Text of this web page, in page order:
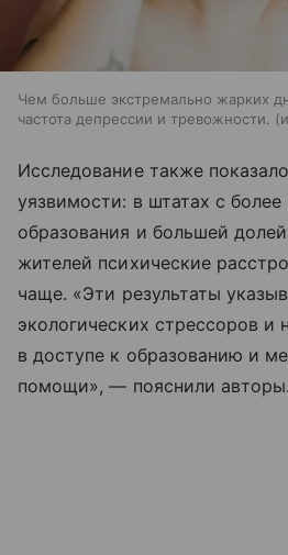
Чем больше экстремально жарких
частота депрессии и тревожности.
Исследование также
уязвимости: в штатах с
образования и большей
жителей психические
чаще. «Эти результаты
экологических стрессоров и
в доступе к образованию и
помощи», — пояснили авторы.